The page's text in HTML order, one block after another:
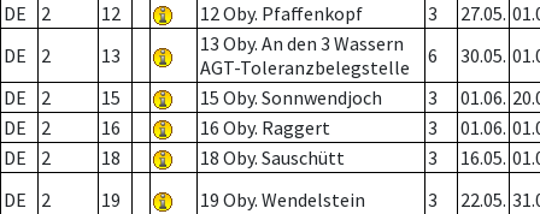
DE
2 12 12 Oby. Pfaffenkopf 3 27.05.
DE
2 13
13 Oby. An den 3 Wassern
AGT-Toleranzbelegstelle
6 30.05.
DE
2 15 15 Oby. Sonnwendjoch 3 01.06.
DE
2 16 16 Oby. Raggert 3 01.06.
DE
2 18 18 Oby. Sauschütt 3 16.05.
DE
2 19 19 Oby. Wendelstein 3 22.05.